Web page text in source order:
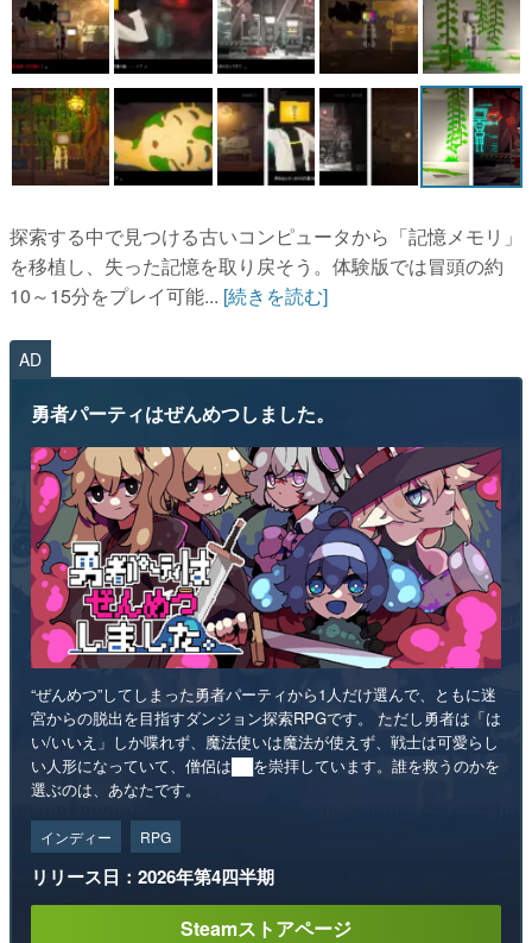
電ファミニコゲーマーとは？
運営：株式会社マレ
探索する中で見つける古いコンピュータから「記憶メモリ」
を移植し、失った記憶を取り戻そう。体験版では冒頭の約
10～15分をプレイ可能... [続きを読む]
AD
勇者パーティはぜんめつしました。
“ぜんめつ”してしまった勇者パーティから1人だけ選んで、ともに迷
宮からの脱出を目指すダンジョン探索RPGです。 ただし勇者は「は
い/いいえ」しか喋れず、魔法使いは魔法が使えず、戦士は可愛らし
い人形になっていて、僧侶は██を崇拝しています。誰を救うのかを
選ぶのは、あなたです。
インディー RPG
リリース日：2026年第4四半期
Steamストアページ